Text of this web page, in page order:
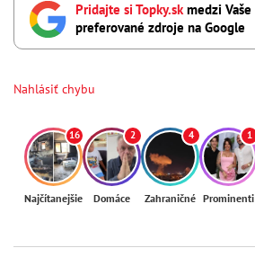
Pridajte si Topky.skmedzi Vaše
preferované zdroje na Google
Nahlásiť chybu
16
Najčítanejšie
2
Domáce
4
Zahraničné
1
Prominenti